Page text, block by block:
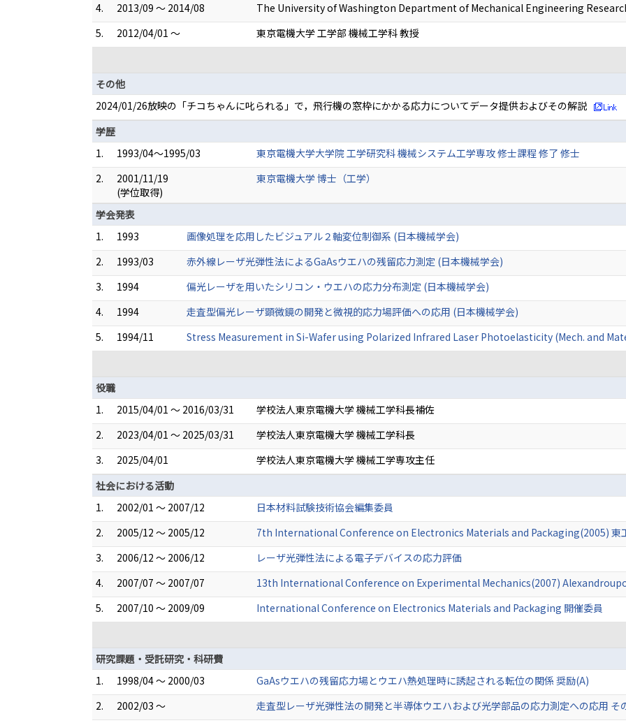
4.
2013/09 ～ 2014/08
The University of Washington Department of Mechanical Engineering
5.
2012/04/01 ～
東京電機大学 工学部 機械工学科 教授
その他
2024/01/26放映の「チコちゃんに叱られる」で，飛行機の窓枠にかかる応力についてデータ提供およびその解説
学歴
1.
1993/04～1995/03
東京電機大学大学院 工学研究科 機械システム工学専攻 修士課程 修了 修士
2.
2001/11/19
(学位取得)
東京電機大学 博士（工学）
学会発表
1.
1993
画像処理を応用したビジュアル２軸変位制御系 (日本機械学会)
2.
1993/03
赤外線レーザ光弾性法によるGaAsウエハの残留応力測定 (日本機械学会)
3.
1994
偏光レーザを用いたシリコン・ウエハの応力分布測定 (日本機械学会)
4.
1994
走査型偏光レーザ顕微鏡の開発と微視的応力場評価への応用 (日本機械学会)
5.
1994/11
Stress Measurement in Si-Wafer using Polarized Infrared Laser Photoelasticity (Mech. and
役職
1.
2015/04/01 ～ 2016/03/31
学校法人東京電機大学 機械工学科長補佐
2.
2023/04/01 ～ 2025/03/31
学校法人東京電機大学 機械工学科長
3.
2025/04/01
学校法人東京電機大学 機械工学専攻主任
社会における活動
1.
2002/01 ～ 2007/12
日本材料試験技術協会編集委員
2.
2005/12 ～ 2005/12
7th International Conference on Electronics Materials and Packaging(2005)
3.
2006/12 ～ 2006/12
レーザ光弾性法による電子デバイスの応力評価
4.
2007/07 ～ 2007/07
13th International Conference on Experimental Mechanics(2007)
5.
2007/10 ～ 2009/09
International Conference on Electronics Materials and Packaging 開催委員
研究課題・受託研究・科研費
1.
1998/04 ～ 2000/03
GaAsウエハの残留応力場とウエハ熱処理時に誘起される転位の関係 奨励(A)
2.
2002/03 ～
走査型レーザ光弾性法の開発と半導体ウエハおよび光学部品の応力測定への応用 そ